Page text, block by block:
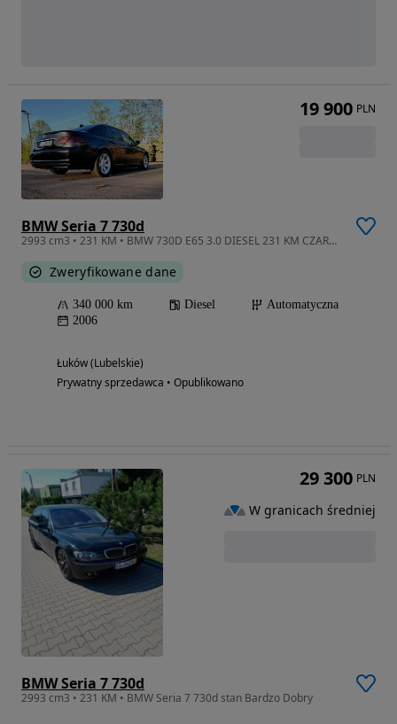
BMW Seria 7 730d
2993 cm3 • 231 KM • BMW 730D E65 3.0 DIESEL 231 KM CZARNY Lift
Zweryfikowane dane
340 000 km Diesel
Automatyczna
2006
Łuków (Lubelskie)
Prywatny sprzedawca • Opublikowano
19 900 PLN
BMW Seria 7 730d
2993 cm3 • 231 KM • BMW Seria 7 730d stan Bardzo Dobry
29 300 PLN
W granicach średniej